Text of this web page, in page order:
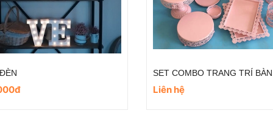
giấy khung lưới hình trái tim
23.000đ